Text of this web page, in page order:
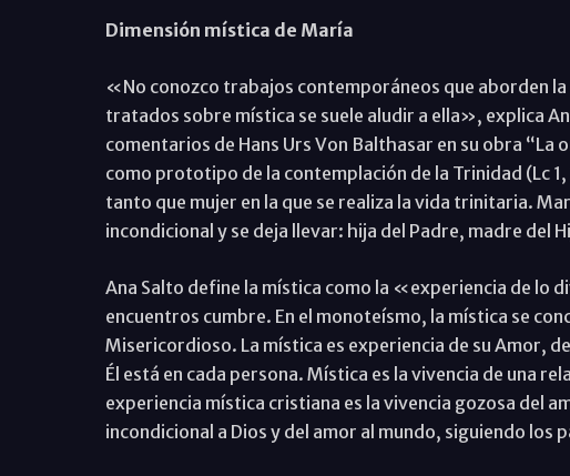
Dimensión mística de María
«No conozco trabajos contemporáneos que aborden
tratados sobre mística se suele aludir a ella», explica
comentarios de Hans Urs Von Balthasar en su obra
como prototipo de la contemplación de la Trinidad (Lc
tanto que mujer en la que se realiza la vida trinitaria.
incondicional y se deja llevar: hija del Padre, madre del
Ana Salto define la mística como la «experiencia de lo
encuentros cumbre. En el monoteísmo, la mística se
Misericordioso. La mística es experiencia de su Amor,
Él está en cada persona. Mística es la vivencia de una
experiencia mística cristiana es la vivencia gozosa del
incondicional a Dios y del amor al mundo, siguiendo los